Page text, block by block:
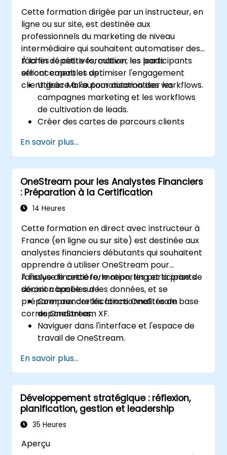
Cette formation dirigée par un instructeur, en
ligne ou sur site, est destinée aux
professionnels du marketing de niveau
intermédiaire qui souhaitent automatiser des
tâches répétitives, cultiver les leads
efficacement et optimiser l'engagement
client grâce à l'automatisation des workflows.
À la fin de cette formation, les participants
seront capables de :
Utiliser Make pour automatiser les
campagnes marketing et les workflows
de cultivation de leads.
Créer des cartes de parcours clients
intégrées.
Synchroniser les données entre les outils
marketing comme Mailchimp, HubSpot et
les plateformes de médias sociaux.
Surveiller et analyser les workflows
automatisés pour optimiser la
Adopter les meilleures pratiques pour des
stratégies d'automatisation du marketing
évolutives.
En savoir plus...
OneStream pour les Analystes Financiers
: Préparation à la Certification
14 Heures
Cette formation en direct avec instructeur à
France (en ligne ou sur site) est destinée aux
analystes financiers débutants qui souhaitent
apprendre à utiliser OneStream pour
l'analyse financière, le reporting et la prise de
décision basée sur les données, et se
préparer aux certifications OneStream
correspondantes.
A l'issue de cette formation, les participants
seront capables de :
Comprendre les fonctionnalités de base
de OneStream XF.
Naviguer dans l'interface et l'espace de
travail de OneStream.
données financières.
Construire et analyser des rapports
financiers et des tableaux de bord.
Utiliser les fonctions d'automatisation du
flux de travail de OneStream pour la
planification et la consolidation
Préparer les examens de certification
En savoir plus...
Développement stratégique : réflexion,
planification, gestion et leadership
35 Heures
Aperçu